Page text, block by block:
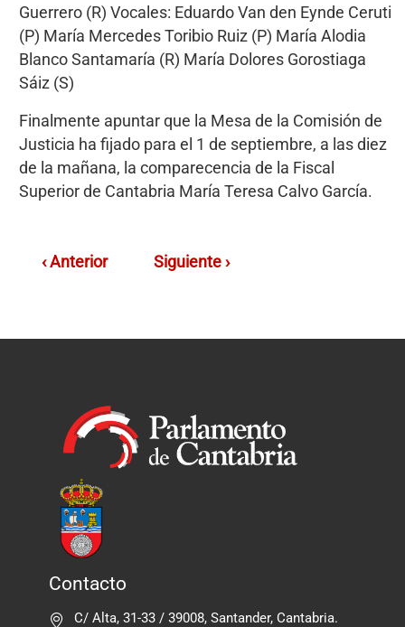
Guerrero (R) Vocales: Eduardo Van den Eynde Ceruti
(P) María Mercedes Toribio Ruiz (P) María Alodia
Blanco Santamaría (R) María Dolores Gorostiaga
Sáiz (S)
Finalmente apuntar que la Mesa de la Comisión de
Justicia ha fijado para el 1 de septiembre, a las diez
de la mañana, la comparecencia de la Fiscal
Superior de Cantabria María Teresa Calvo García.
‹ Anterior Siguiente ›
Contacto
C/ Alta, 31-33 / 39008, Santander, Cantabria.